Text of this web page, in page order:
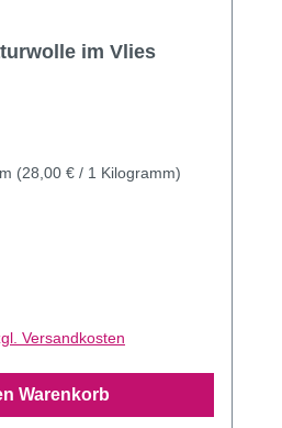
/ Naturwolle im Vlies
(28,00 € / 1 Kilogramm)
Versandkosten
Warenkorb